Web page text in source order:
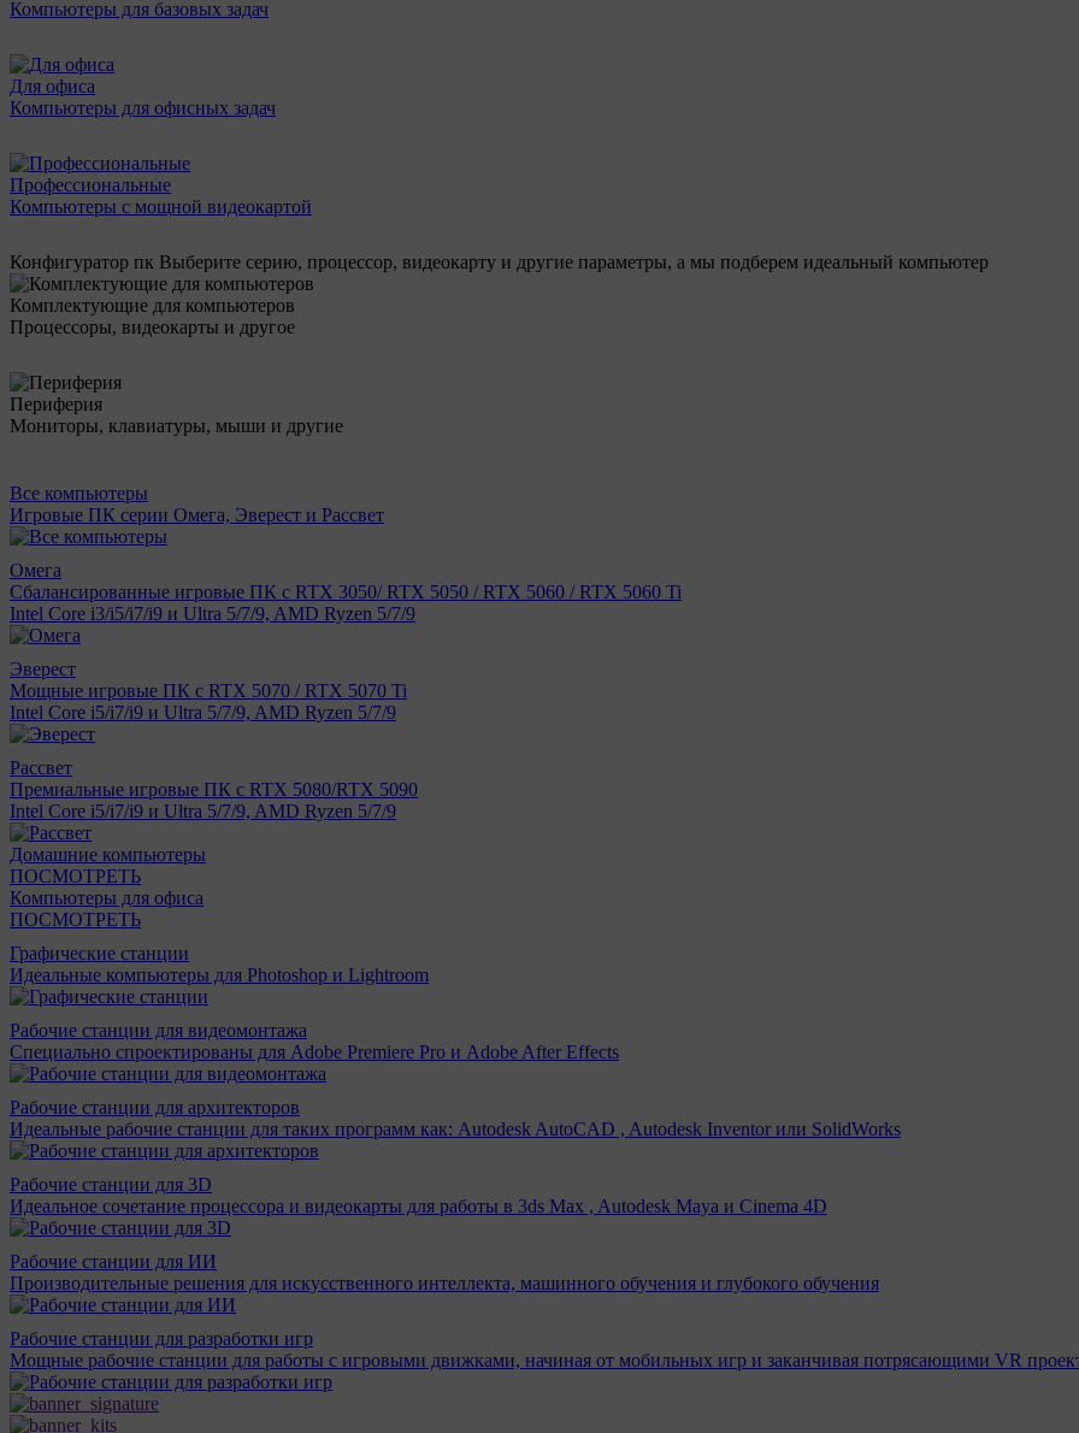
Компьютеры для базовых задач
Для офиса
Компьютеры для офисных задач
Профессиональные
Компьютеры с мощной видеокартой
Конфигуратор пк Выберите серию, процессор, видеокарту и другие параметры, а мы подберем идеальный компьютер
Комплектующие для компьютеров
Процессоры, видеокарты и другое
Периферия
Мониторы, клавиатуры, мыши и другие
Все компьютеры
Игровые ПК серии Омега, Эверест и Рассвет
Омега
Сбалансированные игровые ПК с RTX 3050/ RTX 5050 / RTX 5060 / RTX 5060 Ti
Intel Core i3/i5/i7/i9 и Ultra 5/7/9, AMD Ryzen 5/7/9
Эверест
Мощные игровые ПК с RTX 5070 / RTX 5070 Ti
Intel Core i5/i7/i9 и Ultra 5/7/9, AMD Ryzen 5/7/9
Рассвет
Премиальные игровые ПК с RTX 5080/RTX 5090
Intel Core i5/i7/i9 и Ultra 5/7/9, AMD Ryzen 5/7/9
Домашние компьютеры
ПОСМОТРЕТЬ
Компьютеры для офиса
ПОСМОТРЕТЬ
Графические станции
Идеальные компьютеры для Photoshop и Lightroom
Рабочие станции для видеомонтажа
Специально спроектированы для Adobe Premiere Pro и Adobe After Effects
Рабочие станции для архитекторов
Идеальные рабочие станции для таких программ как: Autodesk AutoCAD , Autodesk Inventor или SolidWorks
Рабочие станции для 3D
Идеальное сочетание процессора и видеокарты для работы в 3ds Max , Autodesk Maya и Cinema 4D
Рабочие станции для ИИ
Производительные решения для искусственного интеллекта, машинного обучения и глубокого обучения
Рабочие станции для разработки игр
Мощные рабочие станции для работы с игровыми движками, начиная от мобильных игр и заканчивая потрясающими VR